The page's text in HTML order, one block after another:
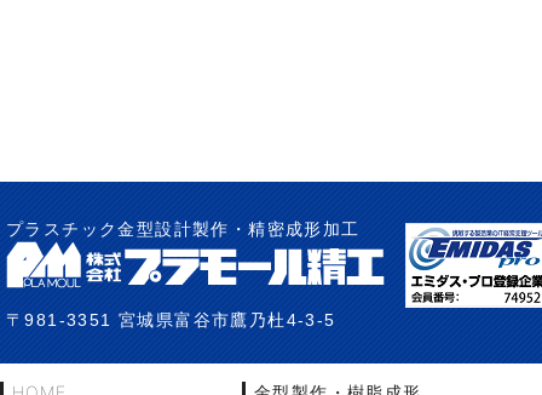
プラスチック金型設計製作・精密成形加工
〒981-3351 宮城県富谷市鷹乃杜4-3-5